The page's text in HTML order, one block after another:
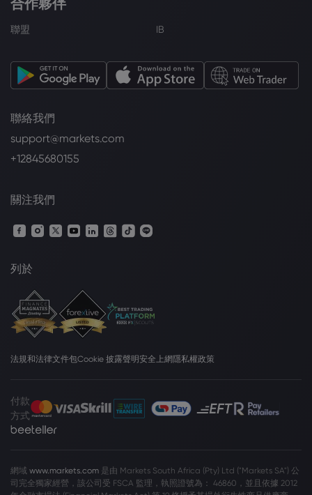
聯盟 IB
聯絡我們
support@markets.com
+12845680155
關注我們
列於
法規和法律文件包Cookie 披露聲明安全上網隱私權政策
付款
方式
網域 www.markets.com 是由 Markets South Africa (Pty) Ltd ("Markets SA") 公
司完全獨家經營，該公司受 FSCA 監理，執照證號為： 46860，並且依據 2012